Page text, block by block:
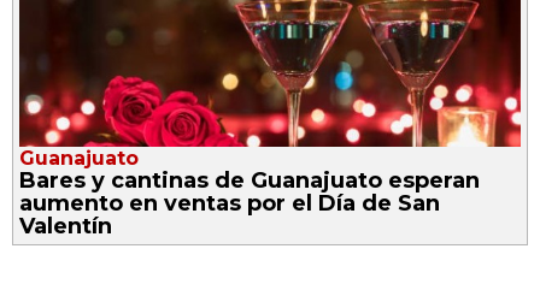
Guanajuato
Bares y cantinas de Guanajuato esperan
aumento en ventas por el Día de San
Valentín